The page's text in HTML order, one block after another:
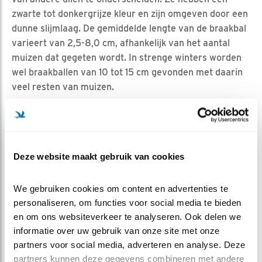
Deze website maakt gebruik van cookies
We gebruiken cookies om content en advertenties te
personaliseren, om functies voor social media te bieden
en om ons websiteverkeer te analyseren. Ook delen we
informatie over uw gebruik van onze site met onze
partners voor social media, adverteren en analyse. Deze
partners kunnen deze gegevens combineren met andere
zwarte tot donkergrijze kleur en zijn omgeven door een
dunne slijmlaag. De gemiddelde lengte van de braakbal
varieert van 2,5-8,0 cm, afhankelijk van het aantal
muizen dat gegeten wordt. In strenge winters worden
wel braakballen van 10 tot 15 cm gevonden met daarin
veel resten van muizen.
het clipje vervelende braakbal van Ed
geproduceerd van gemiddeld 1 cm lang en een gewicht
schedelresten en botten. Ze maken 1-3 braakballetjes
per etmaal en vanaf de vijfde week 1 braakbal. Het
duurt 5 tot 6 uur voordat een braakbal wordt gevormd.
BRAAKBALLEN PLUIZEN